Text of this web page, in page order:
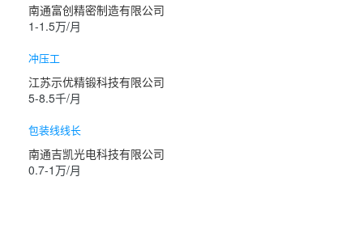
南通富创精密制造有限公司
1-1.5万/月
冲压工
江苏示优精锻科技有限公司
5-8.5千/月
包装线线长
南通吉凯光电科技有限公司
0.7-1万/月